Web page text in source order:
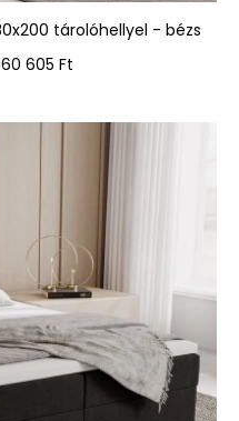
tárolóhellyel - bézs
605 Ft